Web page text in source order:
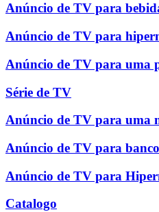
Anúncio de TV para
Anúncio de TV para
Anúncio de TV para uma
Série de TV
Anúncio de TV para uma
Anúncio de TV para
Anúncio de TV para
Catalogo